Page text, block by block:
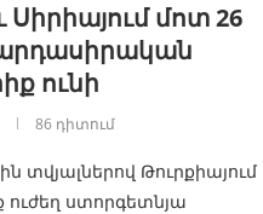
Սիրիայում մոտ 26
ունի
86 դիտում
տվյալներով Թուրքիայում
ուժեղ ստորգետնյա